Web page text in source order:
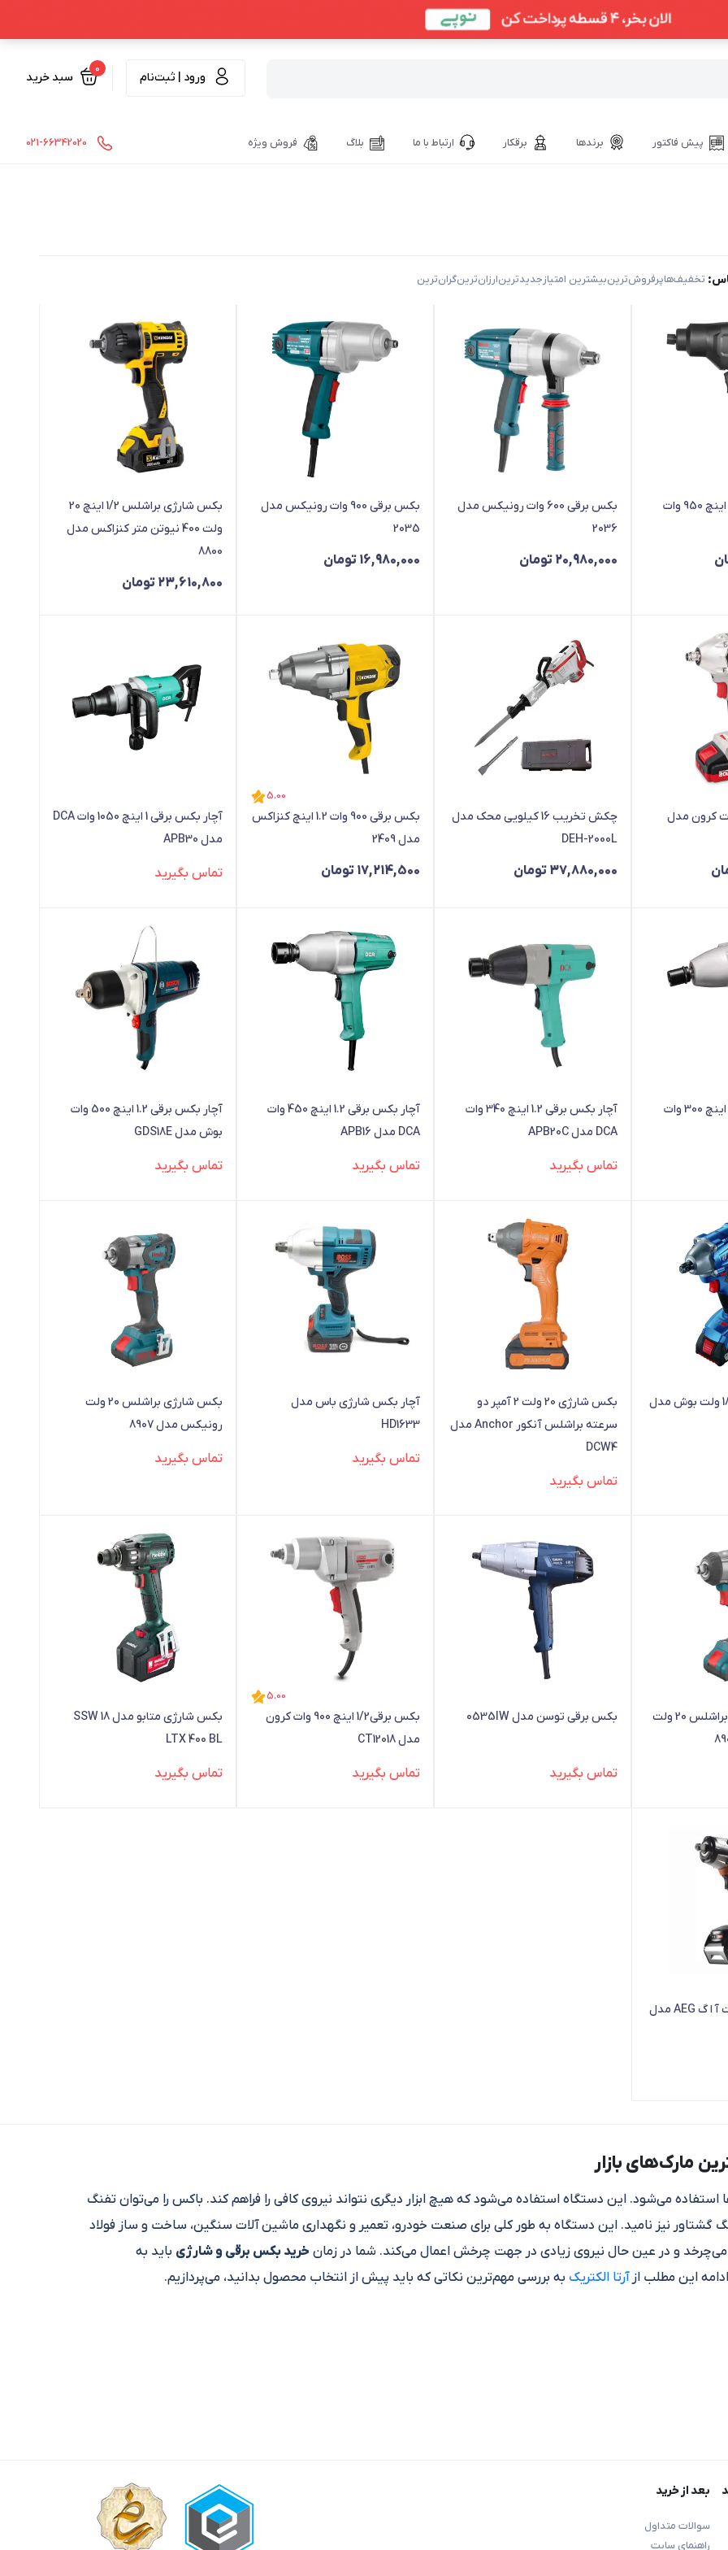
ورود | ثبت‌نام
0
سبد خرید
پیش فاکتور برندها برقکار ارتباط با ما بلاگ فروش ویژه 021-66342020
‌ تخفیف‌ها‌پرفروش‌ترین‌بیشترین امتیاز‌جدیدترین‌ارزان‌ترین‌گران‌ترین
آچار بکس برقی 1.2 اینچ 950 وات
بکس برقی 600 وات رونیکس مدل
2036
20,980,000 تومان
بکس برقی 900 وات رونیکس مدل
2035
16,980,000 تومان
بکس شارژی براشلس 1/2 اینچ 20
ولت 400 نیوتن متر کنزاکس مدل
8800
23,610,800 تومان
20 ولت کرون مدل
چکش تخریب 16 کیلویی محک مدل
DEH-2000L
37,880,000 تومان
بکس برقی 900 وات 1.2 اینچ کنزاکس
مدل 2409
5.00
17,214,500 تومان
آچار بکس برقی 1 اینچ 1050 وات DCA
مدل APB30
تماس بگیرید
آچار بکس برقی 1.2 اینچ 300 وات
آچار بکس برقی 1.2 اینچ 340 وات
DCA مدل APB20C
تماس بگیرید
آچار بکس برقی 1.2 اینچ 450 وات
DCA مدل APB16
تماس بگیرید
آچار بکس برقی 1.2 اینچ 500 وات
بوش مدل GDS18E
تماس بگیرید
آچار بکس شارژی 18 ولت بوش مدل
بکس شارژی 20 ولت 2 آمپر دو
سرعته براشلس آنکور Anchor مدل
DCW4
تماس بگیرید
آچار بکس شارژی باس مدل
HD1633
تماس بگیرید
بکس شارژی براشلس 20 ولت
رونیکس مدل 8907
تماس بگیرید
کیت بکس شارژی براشلس 20 ولت
بکس برقی توسن مدل 0535IW
تماس بگیرید
بکس برقی1/2 اینچ 900 وات کرون
مدل CT12018
5.00
تماس بگیرید
بکس شارژی متابو مدل SSW 18
LTX 400 BL
تماس بگیرید
بکس شارژی 18 ولت آ ا گ AEG مدل
مارک‌های بازار
می‌شود. این دستگاه استفاده می‌شود که هیچ ابزار دیگری نتواند نیروی کافی را فراهم کند. باکس را می‌توان تفنگ
گشتاور نیز نامید. این دستگاه به طور کلی برای صنعت خودرو، تعمیر و نگهداری ماشین آلات سنگین، ساخت و ساز فولاد
و در عین حال نیروی زیادی در جهت چرخش اعمال می‌کند. شما در زمان خرید بکس برقی و شارژی باید به
این مطلب ازآرتا الکتریک به بررسی مهم‌ترین نکاتی که باید پیش از انتخاب محصول بدانید، می‌پردازیم.
روند شل کردن مهره‌ها و پیچ‌ها را سریع‌تر و آسان‌تر می‌کند. این دستگاه‌ها گشتاور عظیم خود را از مکانیزم چکشی در
می‌کند. این مقدار می‌تواند نیروی زیادی ایجاد ‌کند که دستگاه را قادر می‌سازد حتی سخت‌ترین مهره‌ها و پیچ‌ها را باز
بعد از خرید
سوالات متداول
راهنمای سایت